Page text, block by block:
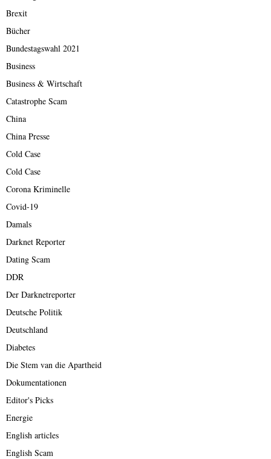
Brexit
Bücher
Bundestagswahl 2021
Business
Business & Wirtschaft
Catastrophe Scam
China
China Presse
Cold Case
Cold Case
Corona Kriminelle
Covid-19
Damals
Darknet Reporter
Dating Scam
DDR
Der Darknetreporter
Deutsche Politik
Deutschland
Diabetes
Die Stem van die Apartheid
Dokumentationen
Editor's Picks
Energie
English articles
English Scam